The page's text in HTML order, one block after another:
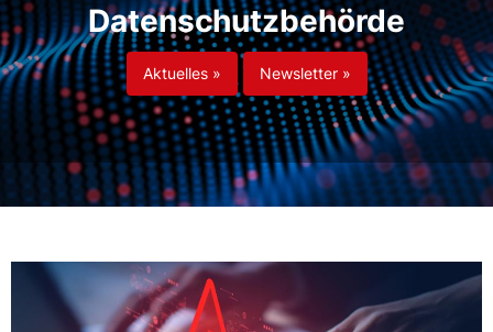
Datenschutzbehörde
Aktuelles » Newsletter »